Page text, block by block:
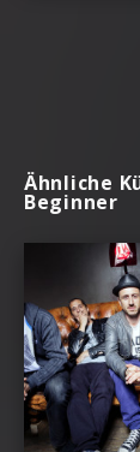
Ähnliche
Beginner